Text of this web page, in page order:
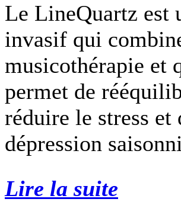
Le LineQuartz
invasif qui
musicothérapie et
permet de
réduire le stress et
dépression
Lire la suite